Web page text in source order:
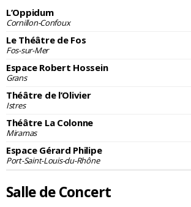
L’Oppidum
Cornillon-Confoux
Le Théâtre de Fos
Fos-sur-Mer
Espace Robert Hossein
Grans
Théâtre de l’Olivier
Istres
Théâtre La Colonne
Miramas
Espace Gérard Philipe
Port-Saint-Louis-du-Rhône
Salle de Concert